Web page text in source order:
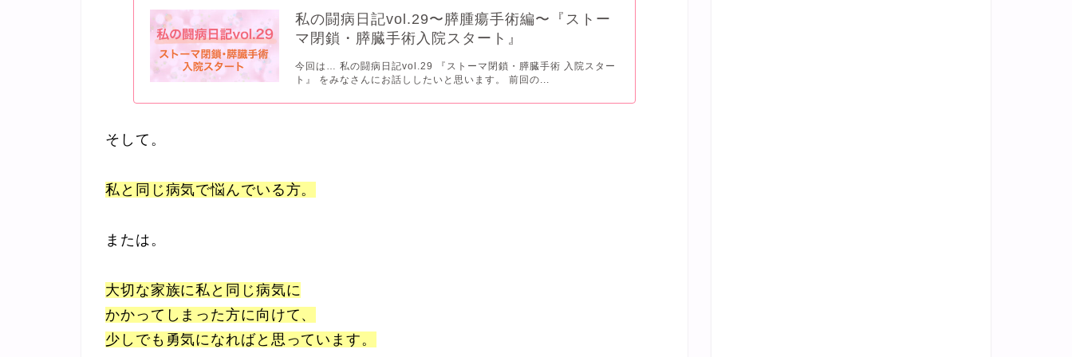
私の闘病日記vol.29〜膵腫瘍手術編〜『ストー
マ閉鎖・膵臓手術入院スタート』
今回は… 私の闘病日記vol.29 『ストーマ閉鎖・膵臓手術 入院スター
ト』 をみなさんにお話ししたいと思います。 前回の...
そして。
私と同じ病気で悩んでいる方。
または。
大切な家族に私と同じ病気に
かかってしまった方に向けて、
少しでも勇気になればと思っています。